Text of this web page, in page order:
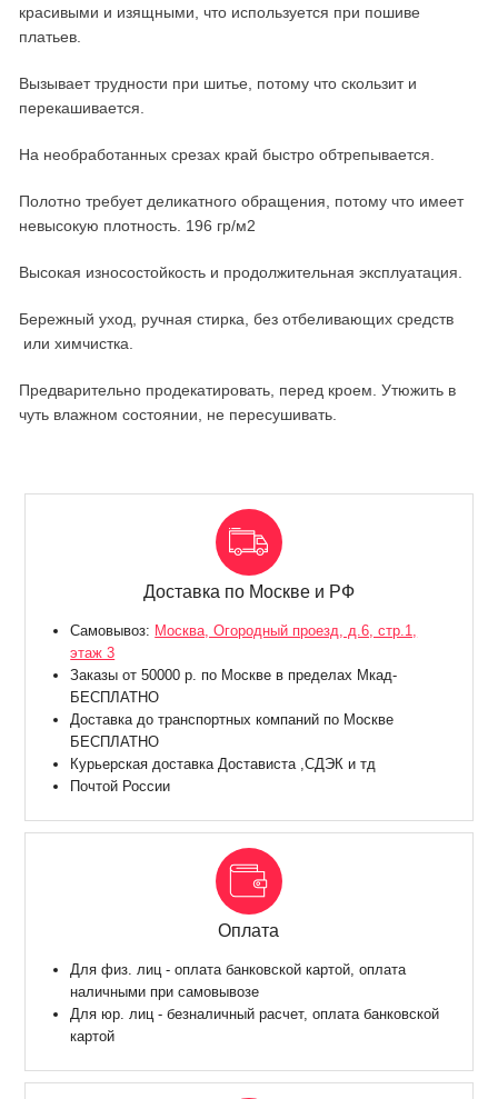
красивыми и изящными, что используется при пошиве
платьев.
Вызывает трудности при шитье, потому что скользит и
перекашивается.
На необработанных срезах край быстро обтрепывается.
Полотно требует деликатного обращения, потому что имеет
невысокую плотность. 196 гр/м2
Высокая износостойкость и продолжительная эксплуатация.
Бережный уход, ручная стирка, без отбеливающих средств
или химчистка.
Предварительно продекатировать, перед кроем. Утюжить в
чуть влажном состоянии, не пересушивать.
Доставка по Москве и РФ
Самовывоз: Москва, Огородный проезд, д.6, стр.1,
этаж 3
Заказы от 50000 р. по Москве в пределах Мкад-
БЕСПЛАТНО
Доставка до транспортных компаний по Москве
БЕСПЛАТНО
Курьерская доставка Достависта ,СДЭК и тд
Почтой России
Оплата
Для физ. лиц - оплата банковской картой, оплата
наличными при самовывозе
Для юр. лиц - безналичный расчет, оплата банковской
картой